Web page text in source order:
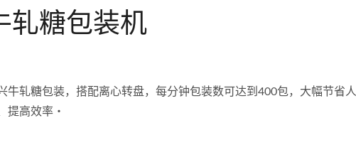
轧糖包装机
牛轧糖包装，搭配离心转盘，每分钟包装数可达到400包，大幅节省人
提高效率‧